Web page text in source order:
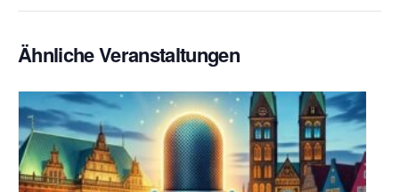
Ähnliche Veranstaltungen